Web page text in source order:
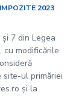
2023
7 din Legea
cu modificările
site-ul primăriei
și la